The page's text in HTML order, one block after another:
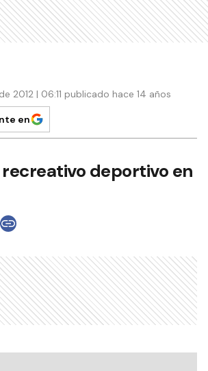
2012 | 06:11 publicado hace 14 años
en
deportivo en